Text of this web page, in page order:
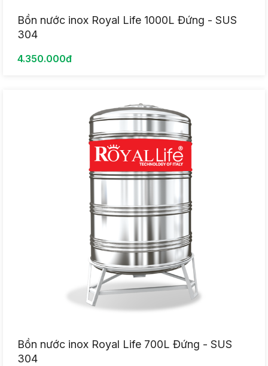
Bồn nước inox Royal Life 1000L Đứng - SUS
304
4.350.000đ
Bồn nước inox Royal Life 700L Đứng - SUS
304